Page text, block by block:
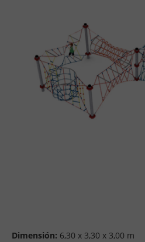
Dimensión: 6,30 x 3,30 x 3,00 m